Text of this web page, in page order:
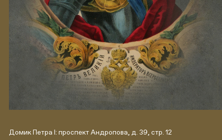
Домик Петра I: проспект Андропова, д. 39, стр. 12